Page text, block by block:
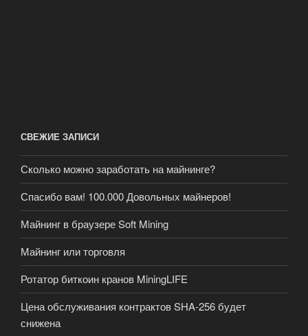
СВЕЖИЕ ЗАПИСИ
Сколько можно заработать на майнинге?
Спасибо вам! 100.000 Довольных майнеров!
Майнинг в браузере Soft Mining
Майнинг или торговля
Ротатор биткоин кранов MiningLIFE
Цена обслуживания контрактов SHA-256 будет
снижена